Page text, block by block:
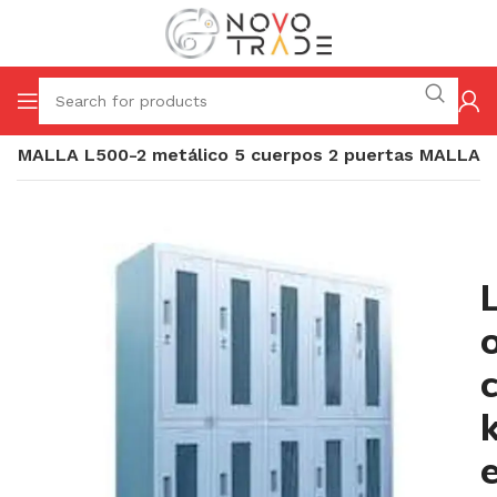
MALLA L500-2 metálico 5 cuerpos 2 puertas MALLA
c